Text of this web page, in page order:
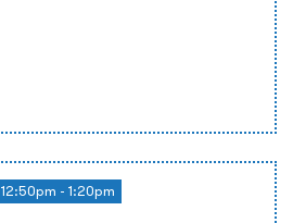
12:50pm - 1:20pm